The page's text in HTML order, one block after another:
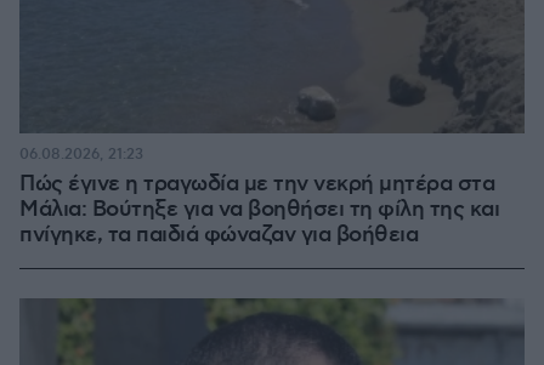
Πώς έγινε η τραγωδία με την νεκρή μητέρα στα
Μάλια: Βούτηξε για να βοηθήσει τη φίλη της και
πνίγηκε, τα παιδιά φώναζαν για βοήθεια
06.08.2026, 21:23